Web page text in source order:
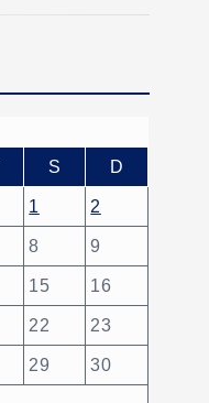
S D
1 2
8 9
15 16
22 23
29 30